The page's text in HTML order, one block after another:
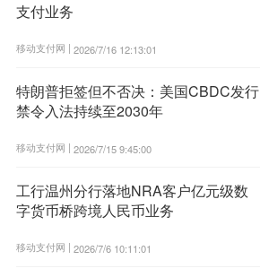
支付业务
移动支付网 | 2026/7/16 12:13:01
特朗普拒签但不否决：美国CBDC发行
禁令入法持续至2030年
移动支付网 | 2026/7/15 9:45:00
工行温州分行落地NRA客户亿元级数
字货币桥跨境人民币业务
移动支付网 | 2026/7/6 10:11:01